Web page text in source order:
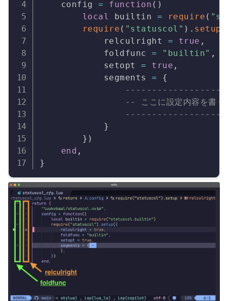
    config
= function ( )
local
builtin = require (
require ( "statuscol" ) . setup
            relculright
= true ,
            foldfunc
= "builtin" ,
            setopt
= true ,
            segments
=
{
-- ここに設定内容を書く
}
} )
end ,
}